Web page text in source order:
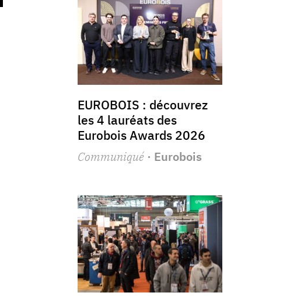
EUROBOIS : découvrez
les 4 lauréats des
Eurobois Awards 2026
Communiqué· Eurobois